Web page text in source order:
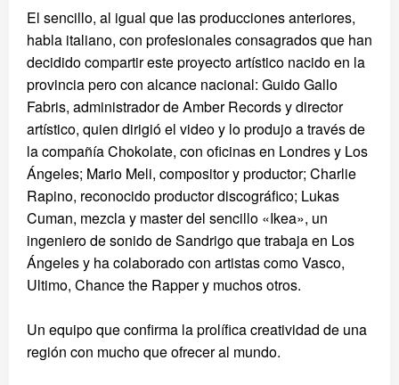
El sencillo, al igual que las producciones anteriores,
habla italiano, con profesionales consagrados que han
decidido compartir este proyecto artístico nacido en la
provincia pero con alcance nacional: Guido Gallo
Fabris, administrador de Amber Records y director
artístico, quien dirigió el video y lo produjo a través de
la compañía Chokolate, con oficinas en Londres y Los
Ángeles; Mario Meli, compositor y productor; Charlie
Rapino, reconocido productor discográfico; Lukas
Cuman, mezcla y master del sencillo «Ikea», un
ingeniero de sonido de Sandrigo que trabaja en Los
Ángeles y ha colaborado con artistas como Vasco,
Ultimo, Chance the Rapper y muchos otros.
Un equipo que confirma la prolífica creatividad de una
región con mucho que ofrecer al mundo.